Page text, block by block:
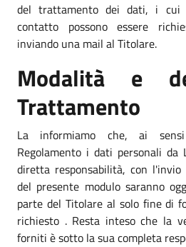
del trattamento dei dati, i
contatto possono essere
inviando una mail al Titolare.
Modalità e
Trattamento
La informiamo che, ai
Regolamento i dati personali
diretta responsabilità, con
del presente modulo saranno
parte del Titolare al solo fine di
richiesto . Resta inteso che la
forniti è sotto la sua completa